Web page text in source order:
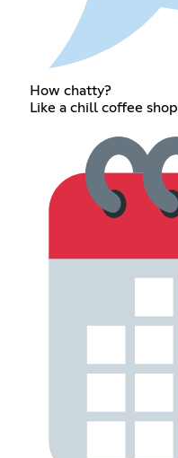
How chatty?
Like a chill coffee shop